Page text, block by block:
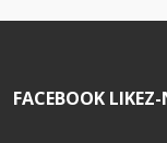
FACEBOOK